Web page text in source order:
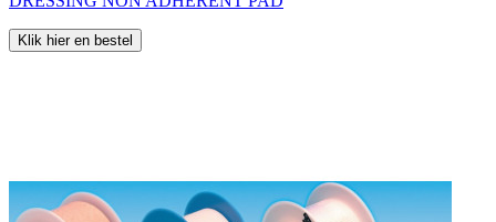
Klik hier en bestel